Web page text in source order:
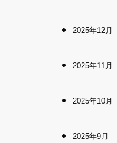
2025年12月
2025年11月
2025年10月
2025年9月